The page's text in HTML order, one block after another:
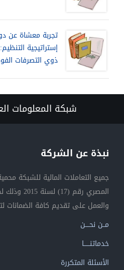
تجربة معشاة عن
إستراتيجية
ذوي التصرفات
شبكة المعلومات
نبذة عن الشركة
جميع التعاملات المالية للشبكة
المصري
والعمل على تقديم كافة الضمانات
مــن نحــــن
خدماتنــــــا
الأسئلة المتكررة